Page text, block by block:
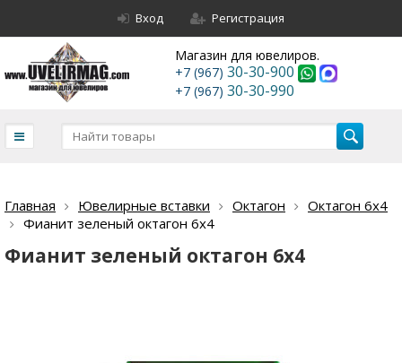
Вход Регистрация
Магазин для ювелиров.
+7 (967) 30-30-900
+7 (967) 30-30-990
Главная Ювелирные вставки Октагон
Октагон 6х4
Фианит зеленый октагон 6х4
Фианит зеленый октагон 6х4